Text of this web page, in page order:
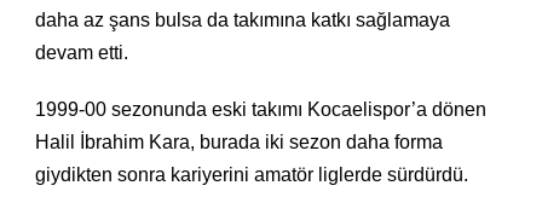
daha az şans bulsa da takımına katkı sağlamaya
devam etti.
1999-00 sezonunda eski takımı Kocaelispor’a dönen
Halil İbrahim Kara, burada iki sezon daha forma
giydikten sonra kariyerini amatör liglerde sürdürdü.